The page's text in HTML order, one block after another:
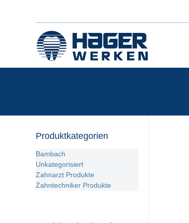
Produktkategorien
Bambach
Unkategorisiert
Zahnarzt Produkte
Zahntechniker Produkte